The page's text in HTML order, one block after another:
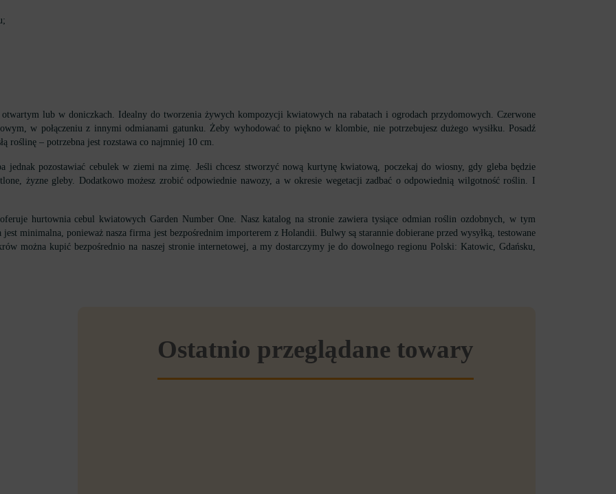
lub w doniczkach. Idealny do tworzenia żywych kompozycji kwiatowych na rabatach i ogrodach przydomowych. Czerwone
w połączeniu z innymi odmianami gatunku. Żeby wyhodować to piękno w klombie, nie potrzebujesz dużego wysiłku. Posadź
roślinę – potrzebna jest rozstawa co najmniej 10 cm.
jednak pozostawiać cebulek w ziemi na zimę. Jeśli chcesz stworzyć nową kurtynę kwiatową, poczekaj do wiosny, gdy gleba będzie
żyzne gleby. Dodatkowo możesz zrobić odpowiednie nawozy, a w okresie wegetacji zadbać o odpowiednią wilgotność roślin. I
hurtownia cebul kwiatowych Garden Number One. Nasz katalog na stronie zawiera tysiące odmian roślin ozdobnych, w tym
jest minimalna, ponieważ nasza firma jest bezpośrednim importerem z Holandii. Bulwy są starannie dobierane przed wysyłką, testowane
można kupić bezpośrednio na naszej stronie internetowej, a my dostarczymy je do dowolnego regionu Polski: Katowic, Gdańsku,
Ostatnio przeglądane towary